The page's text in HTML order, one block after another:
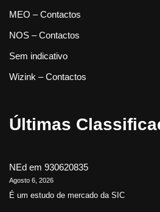
MEO – Contactos
NOS – Contactos
Sem indicativo
Wizink – Contactos
Últimas
NEd em 930620835
Agosto 6, 2026
É um estudo de mercado da SIC